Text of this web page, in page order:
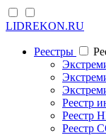
LIDREKON.RU
Реестры
Реестр
Реестр
Реестр